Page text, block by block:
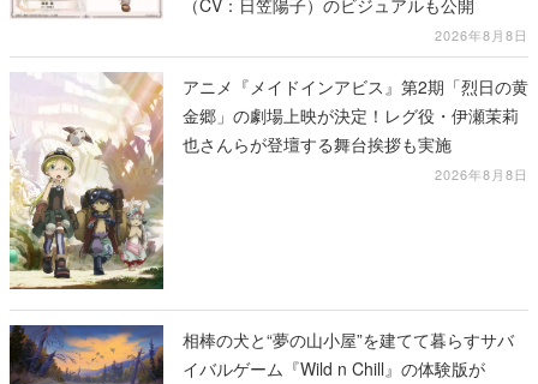
（CV：日笠陽子）のビジュアルも公開
2026年8月8日
アニメ『メイドインアビス』第2期「烈日の黄
金郷」の劇場上映が決定！レグ役・伊瀬茉莉
也さんらが登壇する舞台挨拶も実施
2026年8月8日
相棒の犬と“夢の山小屋”を建てて暮らすサバ
イバルゲーム『Wild n Chill』の体験版が